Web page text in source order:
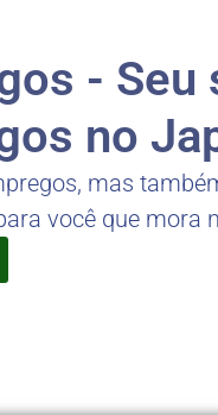
- Seu
no
mas
você que mora